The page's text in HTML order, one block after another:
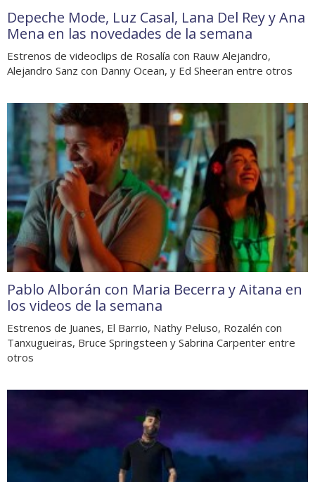
Depeche Mode, Luz Casal, Lana Del Rey y Ana
Mena en las novedades de la semana
Estrenos de videoclips de Rosalía con Rauw Alejandro,
Alejandro Sanz con Danny Ocean, y Ed Sheeran entre otros
Pablo Alborán con Maria Becerra y Aitana en
los videos de la semana
Estrenos de Juanes, El Barrio, Nathy Peluso, Rozalén con
Tanxugueiras, Bruce Springsteen y Sabrina Carpenter entre
otros